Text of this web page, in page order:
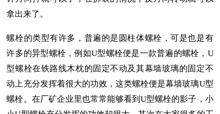
拿出来了。
螺栓的类型有许多，普遍的是圆柱体螺栓，可是也是有
许多的异型螺栓，例如U型螺栓便是一款普遍的螺栓，U
型螺栓在铁路线木枕的固定不动及其幕墙玻璃的固定不
动上充分发挥着很大的功效，这类螺栓便是幕墙玻璃U型
螺栓。在厂矿企业里也常常能够看到U型螺栓的影子，小